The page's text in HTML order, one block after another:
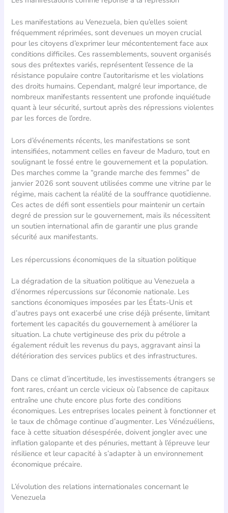
Les manifestations au Venezuela, bien qu’elles soient
fréquemment réprimées, sont devenues un moyen crucial
pour les citoyens d’exprimer leur mécontentement face aux
conditions difficiles. Ces rassemblements, souvent organisés
sous des prétextes variés, représentent l’essence de la
résistance populaire contre l’autoritarisme et les violations
des droits humains. Cependant, malgré leur importance, de
nombreux manifestants ressentent une profonde inquiétude
quant à leur sécurité, surtout après des répressions violentes
par les forces de l’ordre.
Lors d’événements récents, les manifestations se sont
intensifiées, notamment celles en faveur de Maduro, tout en
soulignant le fossé entre le gouvernement et la population.
Des marches comme la “grande marche des femmes” de
janvier 2026 sont souvent utilisées comme une vitrine par le
régime, mais cachent la réalité de la souffrance quotidienne.
Ces actes de défi sont essentiels pour maintenir un certain
degré de pression sur le gouvernement, mais ils nécessitent
un soutien international afin de garantir une plus grande
sécurité aux manifestants.
Les répercussions économiques de la situation politique
La dégradation de la situation politique au Venezuela a
d’énormes répercussions sur l’économie nationale. Les
sanctions économiques imposées par les États-Unis et
d’autres pays ont exacerbé une crise déjà présente, limitant
fortement les capacités du gouvernement à améliorer la
situation. La chute vertigineuse des prix du pétrole a
également réduit les revenus du pays, aggravant ainsi la
détérioration des services publics et des infrastructures.
Dans ce climat d’incertitude, les investissements étrangers se
font rares, créant un cercle vicieux où l’absence de capitaux
entraîne une chute encore plus forte des conditions
économiques. Les entreprises locales peinent à fonctionner et
le taux de chômage continue d’augmenter. Les Vénézuéliens,
face à cette situation désespérée, doivent jongler avec une
inflation galopante et des pénuries, mettant à l’épreuve leur
résilience et leur capacité à s’adapter à un environnement
économique précaire.
L’évolution des relations internationales concernant le
Venezuela